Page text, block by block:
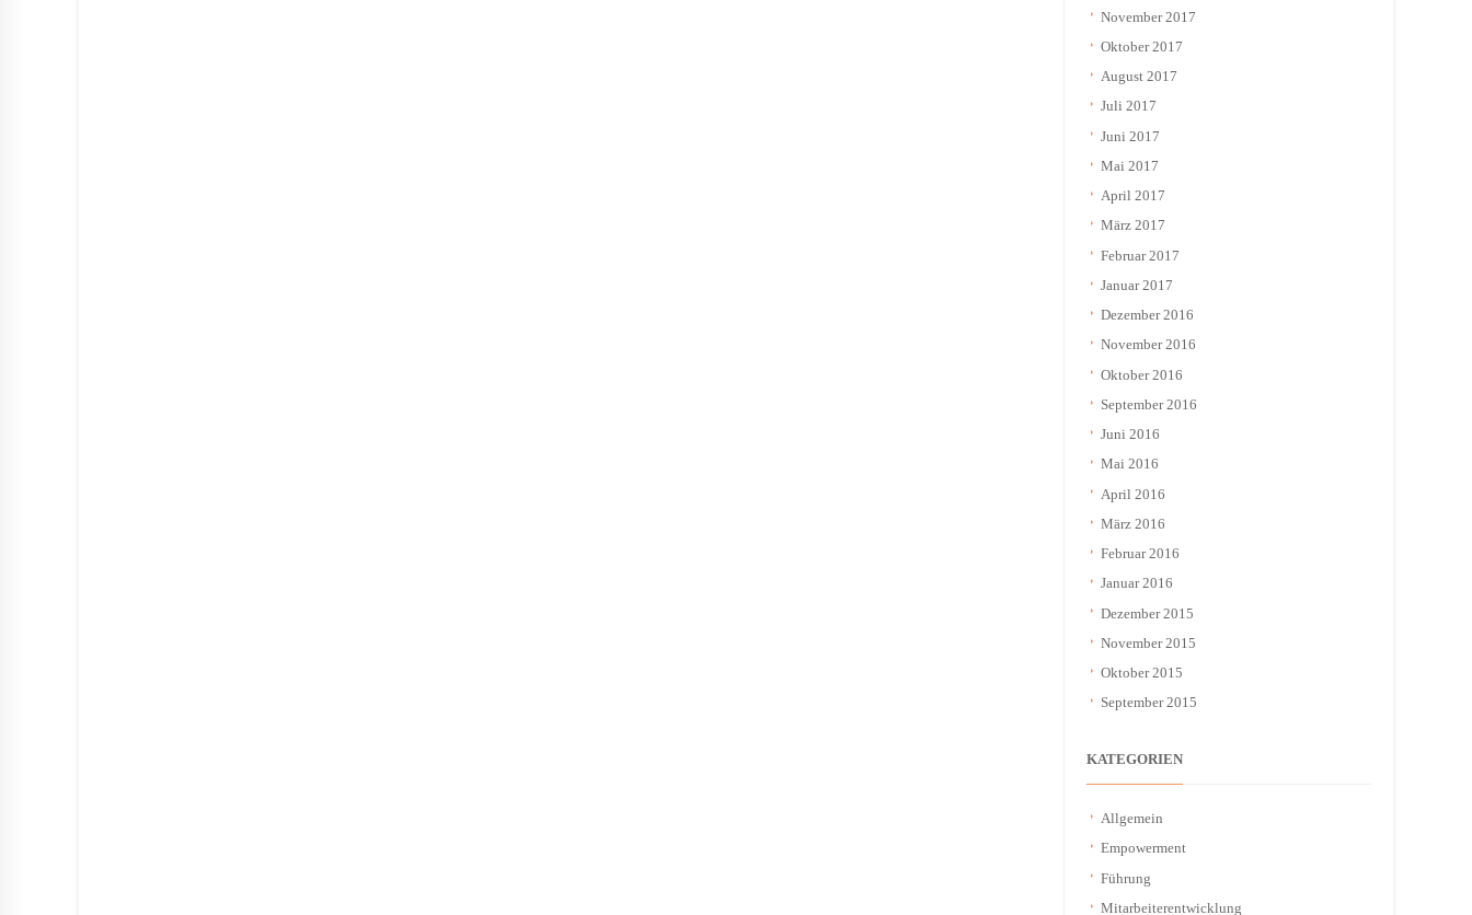
November 2017
Oktober 2017
August 2017
Juli 2017
Juni 2017
Mai 2017
April 2017
März 2017
Februar 2017
Januar 2017
Dezember 2016
November 2016
Oktober 2016
September 2016
Juni 2016
Mai 2016
April 2016
März 2016
Februar 2016
Januar 2016
Dezember 2015
November 2015
Oktober 2015
September 2015
KATEGORIEN
Allgemein
Empowerment
Führung
Mitarbeiterentwicklung